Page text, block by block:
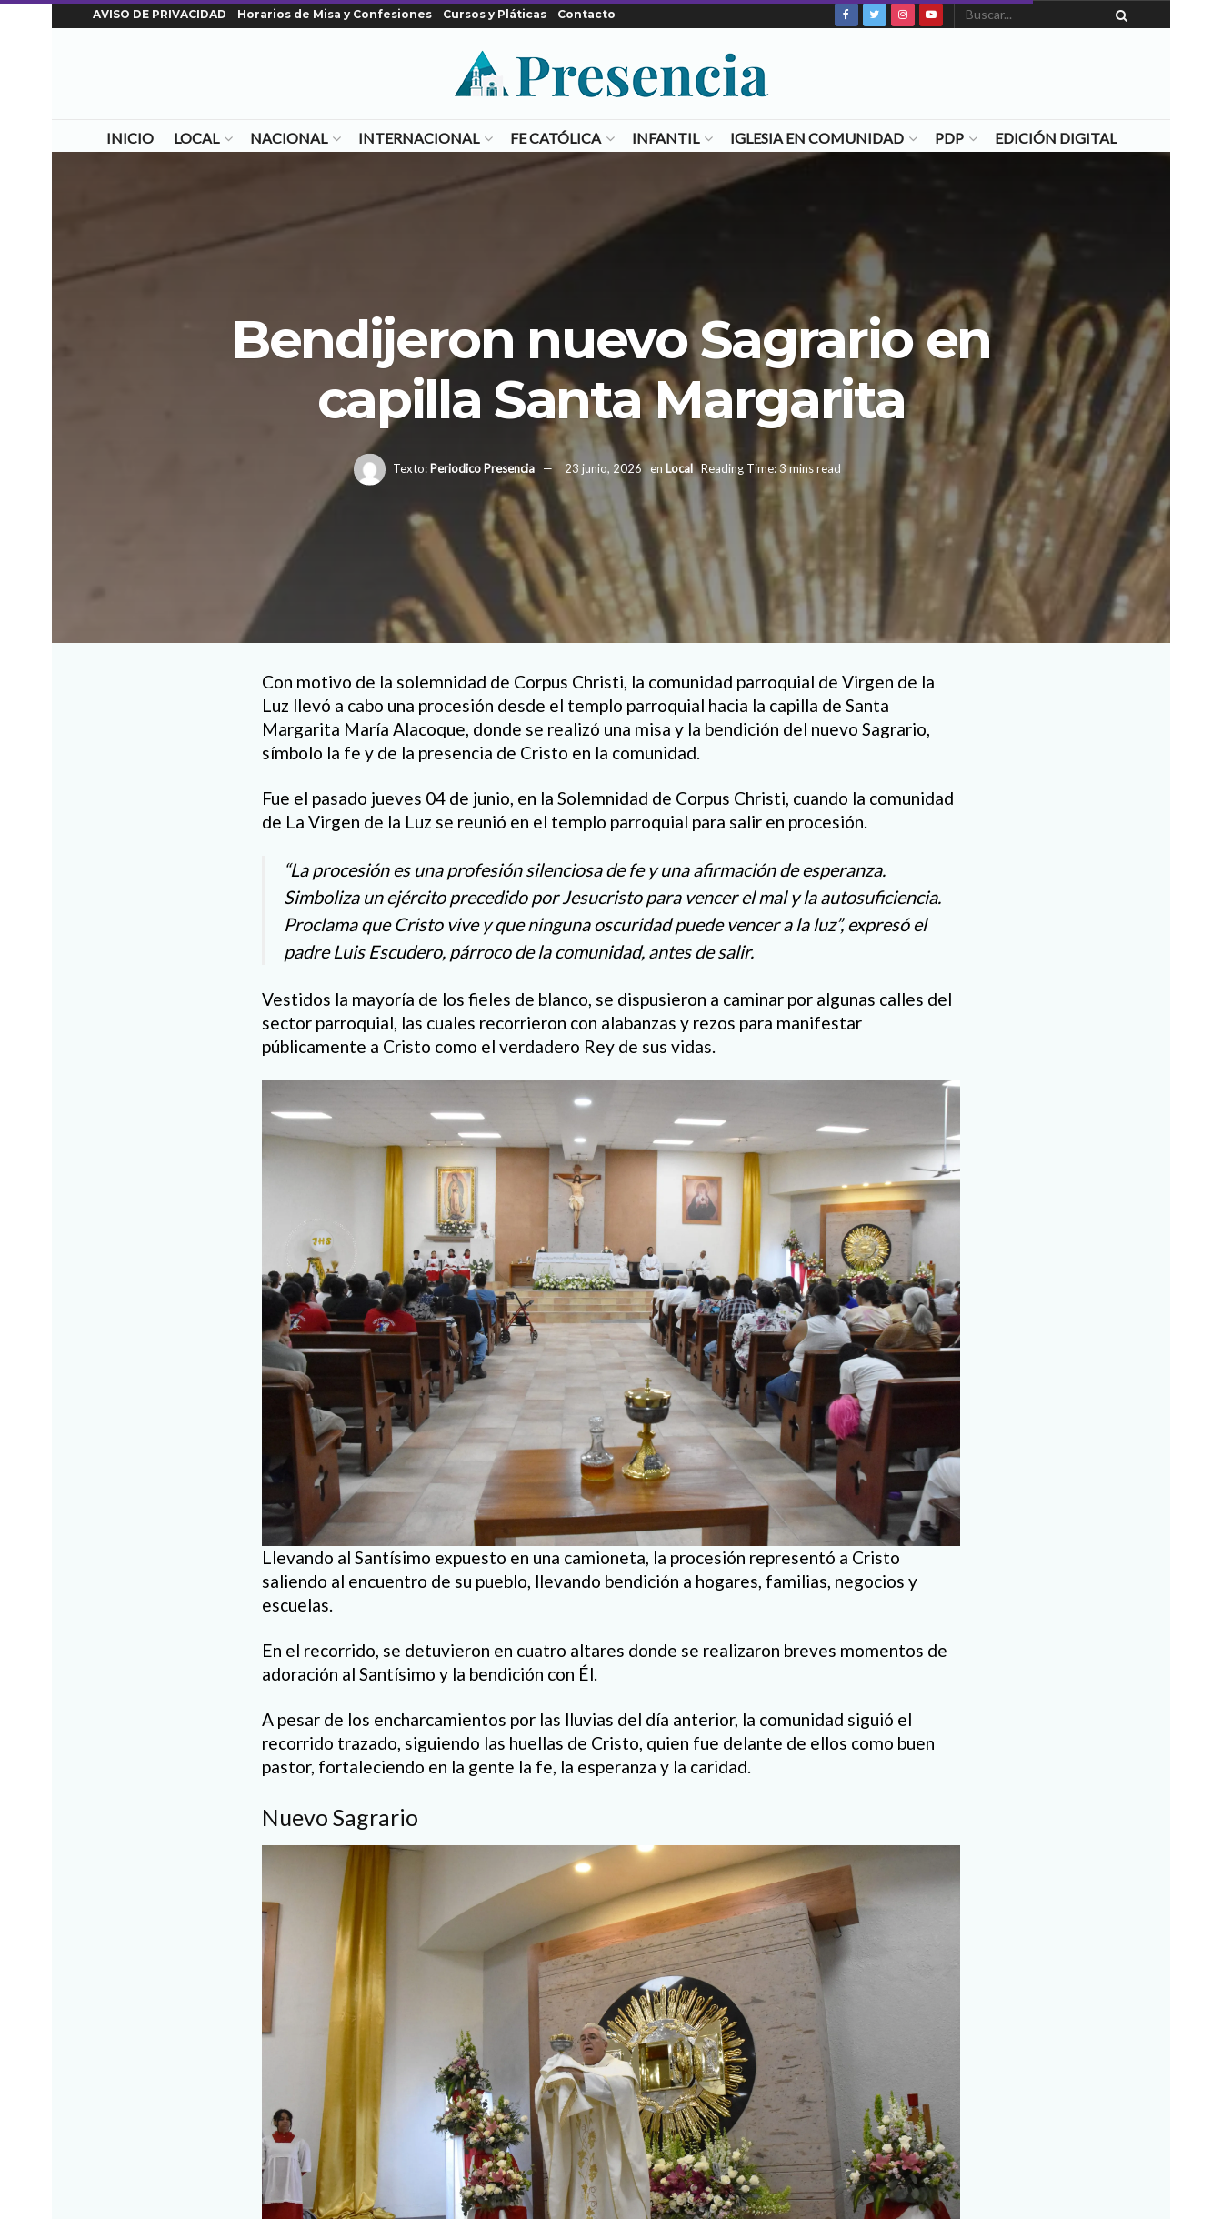
AVISO DE PRIVACIDAD Horarios de Misa y Confesiones Cursos y Pláticas Contacto
INICIO LOCAL NACIONAL INTERNACIONAL FE CATÓLICA INFANTIL IGLESIA EN COMUNIDAD PDP EDICIÓN DIGITAL
Bendijeron nuevo Sagrario en
capilla Santa Margarita
Texto: Periodico Presencia 23 junio, 2026 en Local Reading Time: 3 mins read
Con motivo de la solemnidad de Corpus Christi, la comunidad parroquial de Virgen de la
Luz llevó a cabo una procesión desde el templo parroquial hacia la capilla de Santa
Margarita María Alacoque, donde se realizó una misa y la bendición del nuevo Sagrario,
símbolo la fe y de la presencia de Cristo en la comunidad.
Fue el pasado jueves 04 de junio, en la Solemnidad de Corpus Christi, cuando la comunidad
de La Virgen de la Luz se reunió en el templo parroquial para salir en procesión.
“La procesión es una profesión silenciosa de fe y una afirmación de esperanza.
Simboliza un ejército precedido por Jesucristo para vencer el mal y la autosuficiencia.
Proclama que Cristo vive y que ninguna oscuridad puede vencer a la luz”, expresó el
padre Luis Escudero, párroco de la comunidad, antes de salir.
Vestidos la mayoría de los fieles de blanco, se dispusieron a caminar por algunas calles del
sector parroquial, las cuales recorrieron con alabanzas y rezos para manifestar
públicamente a Cristo como el verdadero Rey de sus vidas.
Llevando al Santísimo expuesto en una camioneta, la procesión representó a Cristo
saliendo al encuentro de su pueblo, llevando bendición a hogares, familias, negocios y
escuelas.
En el recorrido, se detuvieron en cuatro altares donde se realizaron breves momentos de
adoración al Santísimo y la bendición con Él.
A pesar de los encharcamientos por las lluvias del día anterior, la comunidad siguió el
recorrido trazado, siguiendo las huellas de Cristo, quien fue delante de ellos como buen
pastor, fortaleciendo en la gente la fe, la esperanza y la caridad.
Nuevo Sagrario